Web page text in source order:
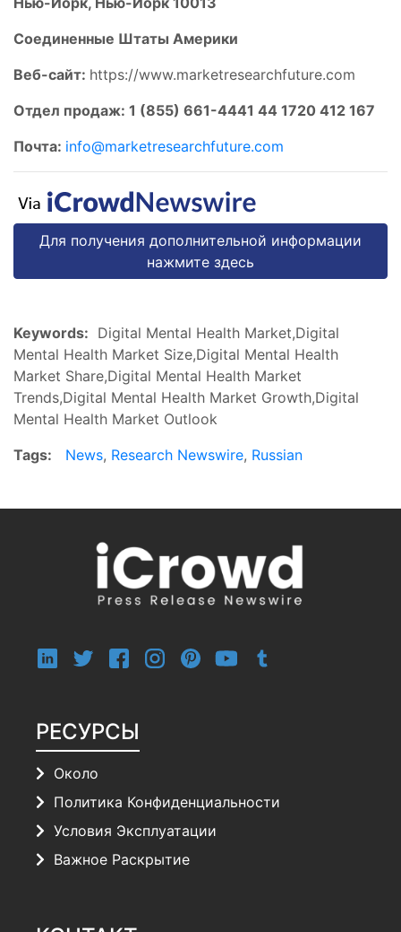
Соединенные Штаты Америки
Веб-сайт: https://www.marketresearchfuture.com
Отдел продаж: 1 (855) 661-4441 44 1720 412 167
Почта: info@marketresearchfuture.com
Для получения дополнительной информации
нажмите здесь
Keywords: Digital Mental Health Market,Digital
Mental Health Market Size,Digital Mental Health
Market Share,Digital Mental Health Market
Trends,Digital Mental Health Market Growth,Digital
Mental Health Market Outlook
Tags:
News, Research Newswire, Russian
РЕСУРСЫ
Около
Политика Конфиденциальности
Условия Эксплуатации
Важное Раскрытие